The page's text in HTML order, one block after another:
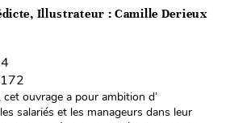
Illustrateur : Camille Derieux
ouvrage a pour ambition d’
salariés et les manageurs dans leur